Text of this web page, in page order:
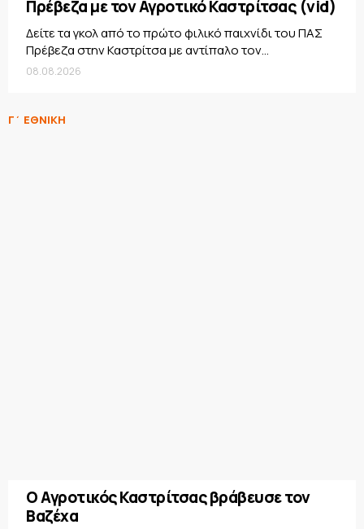
Πρέβεζα με τον Αγροτικό Καστρίτσας (vid)
Δείτε τα γκολ από το πρώτο φιλικό παιχνίδι του ΠΑΣ
Πρέβεζα στην Καστρίτσα με αντίπαλο τον...
08.08.2026
Γ΄ ΕΘΝΙΚΗ
Ο Αγροτικός Καστρίτσας βράβευσε τον
Βαζέχα